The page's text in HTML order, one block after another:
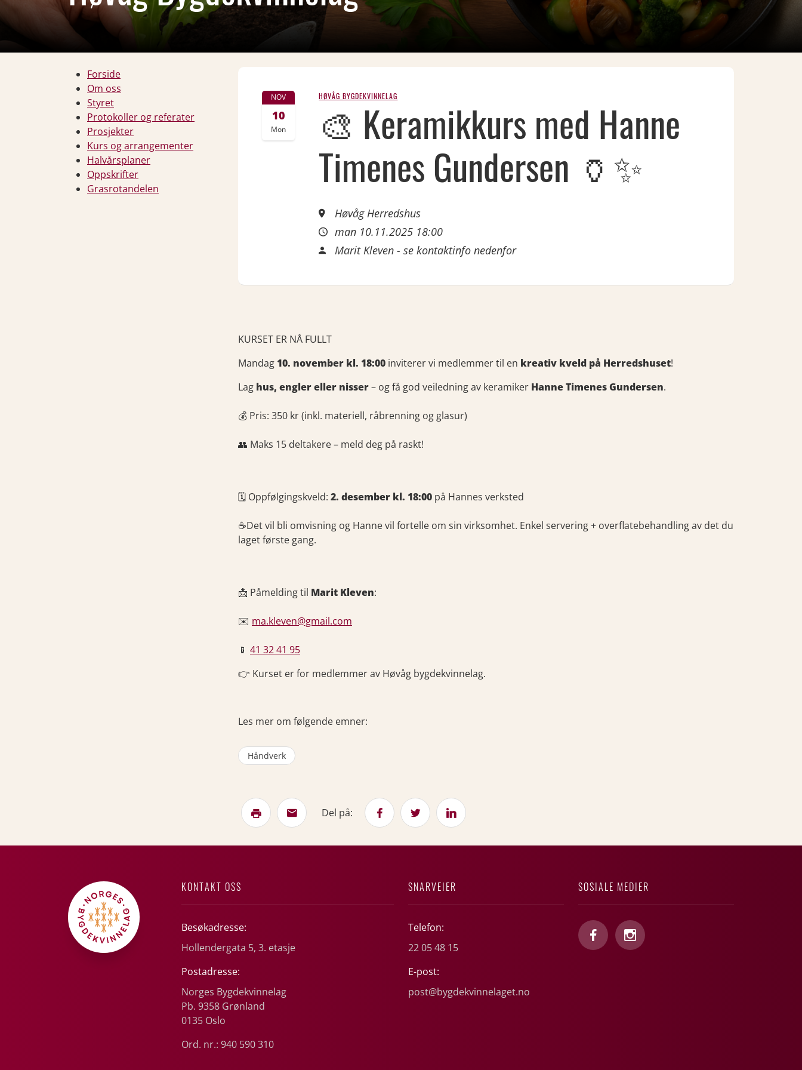
Forside
Om oss
Styret
Protokoller og referater
Prosjekter
Kurs og arrangementer
Halvårsplaner
Oppskrifter
Grasrotandelen
NOV
10
Mon
HØVÅG BYGDEKVINNELAG
🎨 Keramikkurs med Hanne
Timenes Gundersen 🏺✨
Høvåg Herredshus
man 10.11.2025 18:00
Marit Kleven - se kontaktinfo nedenfor
KURSET ER NÅ FULLT
Mandag 10. november kl. 18:00 inviterer vi medlemmer til en kreativ kveld på Herredshuset!
Lag hus, engler eller nisser– og få god veiledning av keramiker Hanne Timenes Gundersen.
💰 Pris: 350 kr (inkl. materiell, råbrenning og glasur)
👥 Maks 15 deltakere – meld deg på raskt!
🗓 Oppfølgingskveld: 2. desember kl. 18:00 på Hannes verksted
☕Det vil bli omvisning og Hanne vil fortelle om sin virksomhet. Enkel servering + overflatebehandling av det du
laget første gang.
📩 Påmelding til Marit Kleven:
✉️ ma.kleven@gmail.com
📱 41 32 41 95
👉 Kurset er for medlemmer av Høvåg bygdekvinnelag.
Les mer om følgende emner:
Håndverk
Del på:
KONTAKT OSS
Besøkadresse:
Hollendergata 5, 3. etasje
Postadresse:
Norges Bygdekvinnelag
Pb. 9358 Grønland
0135 Oslo
Ord. nr.: 940 590 310
SNARVEIER
Telefon:
22 05 48 15
E-post:
post@bygdekvinnelaget.no
SOSIALE MEDIER